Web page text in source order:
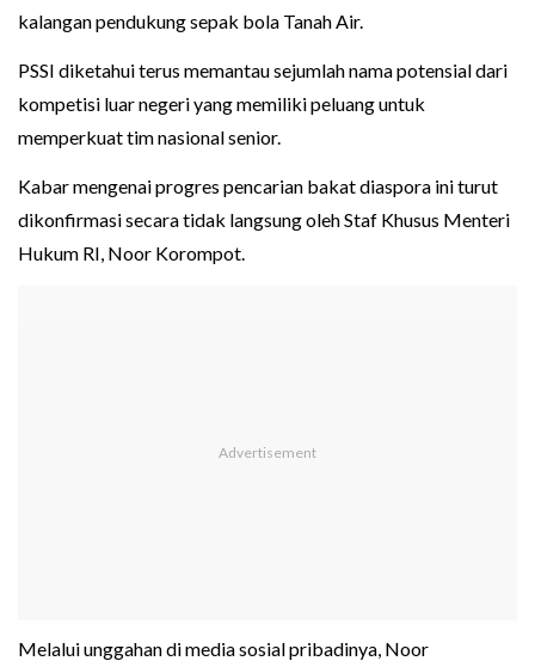
kalangan pendukung sepak bola Tanah Air.
PSSI diketahui terus memantau sejumlah nama potensial dari
kompetisi luar negeri yang memiliki peluang untuk
memperkuat tim nasional senior.
Kabar mengenai progres pencarian bakat diaspora ini turut
dikonfirmasi secara tidak langsung oleh Staf Khusus Menteri
Hukum RI, Noor Korompot.
Melalui unggahan di media sosial pribadinya, Noor